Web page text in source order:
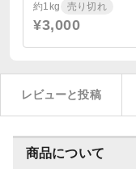
約1kg 売り切れ
¥3,000
レビューと投稿
商品について